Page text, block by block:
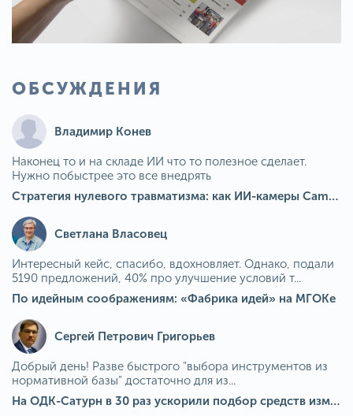
ОБСУЖДЕНИЯ
Владимир Конев
Наконец то и на складе ИИ что то полезное сделает.
Нужно побыстрее это все внедрять
Стратегия нулевого травматизма: как ИИ-камеры Camkord снижают риск наезда на пешехода при работе на погрузчике
Светлана Власовец
Интересный кейс, спасибо, вдохновляет. Однако, подали
5190 предложений, 40% про улучшение условий т...
По идейным соображениям: «Фабрика идей» на МГОКе
Сергей Петрович Григорьев
Добрый день! Разве быстрого "выбора инструментов из
нормативной базы" достаточно для из...
На ОДК-Сатурн в 30 раз ускорили подбор средств измерения для контроля качества продукции